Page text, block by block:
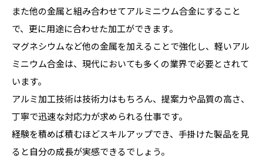
また他の金属と組み合わせてアルミニウム合金にすること
で、更に用途に合わせた加工ができます。
マグネシウムなど他の金属を加えることで強化し、軽いアル
ミニウム合金は、現代においても多くの業界で必要とされて
います。
アルミ加工技術は技術力はもちろん、提案力や品質の高さ、
丁寧で迅速な対応力が求められる仕事です。
経験を積めば積むほどスキルアップでき、手掛けた製品を見
ると自分の成長が実感できるでしょう。